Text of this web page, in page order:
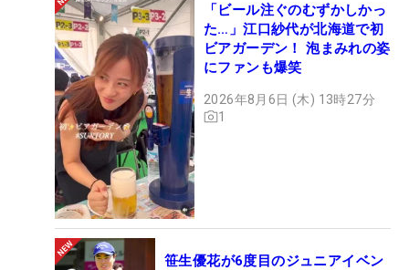
「ビール注ぐのむずかしかっ
た…」江口紗代が北海道で初
ビアガーデン！ 泡まみれの姿
にファンも爆笑
2026年8月6日 (木) 13時27分
1
笹生優花が6度目のジュニアイベン